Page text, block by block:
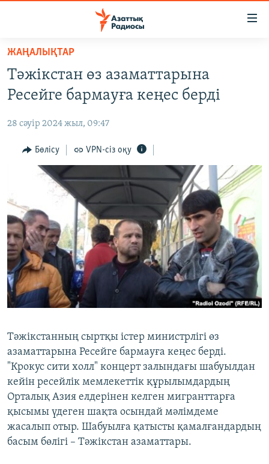
Skip
main
content
to
Navigation
Search
ҚАҢТАР ОҚИҒАСЫ
АДАМ ҚҰҚЫҚТАРЫ
ӘЛЕУМЕТ
АРНАЙЫ ЖОБАЛАР
Русский
ЖАЗЫЛЫҢЫЗ
Басқа тілдерде
ЖАҢАЛЫҚТАР
Тәжікстан өз азаматтарына
Ресейге бармауға кеңес берді
28 сәуір 2024 жыл, 09:47
Бөлісу VPN-сіз оқу
Тәжікстанның сыртқы істер министрлігі өз
азаматтарына Ресейге бармауға кеңес берді.
"Крокус сити холл" концерт залындағы шабуылдан
кейін ресейлік мемлекеттік құрылымдардың
Орталық Азия елдерінен келген мигранттарға
қысымы үдеген шақта осындай мәлімдеме
жасалып отыр. Шабуылға қатысты қамалғандардың
басым бөлігі – Тәжікстан азаматтары.